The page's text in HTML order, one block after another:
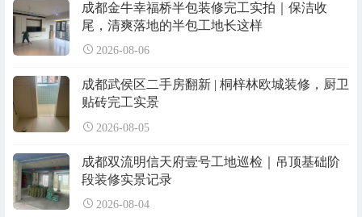
成都金牛幸福桥半包装修完工实拍｜保洁收
尾，清爽落地的半包工地长这样
2026-08-06
成都武侯区二手房翻新 | 桐梓林欧城装修，厨卫
贴砖完工实景
2026-08-05
成都双流明信天府壹号工地巡检｜吊顶基础阶
段装修实景记录
2026-08-04